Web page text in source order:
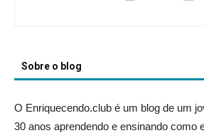
Sobre o blog
O Enriquecendo.club é um blog de um
30 anos aprendendo e ensinando como